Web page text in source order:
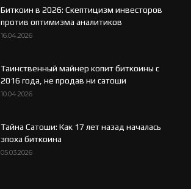
Биткоин в 2026: Скептицизм инвесторов
против оптимизма аналитиков
16.04.2026
Таинственный майнер копит биткоины с
2016 года, не продав ни сатоши
10.04.2026
Тайна Сатоши: Как 17 лет назад началась
эпоха биткоина
05.03.2026